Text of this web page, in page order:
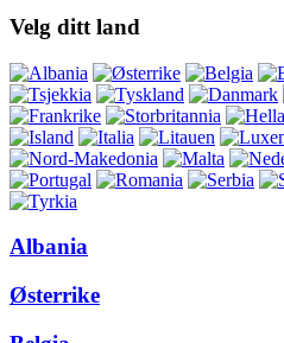
Velg ditt land
Albania
Østerrike